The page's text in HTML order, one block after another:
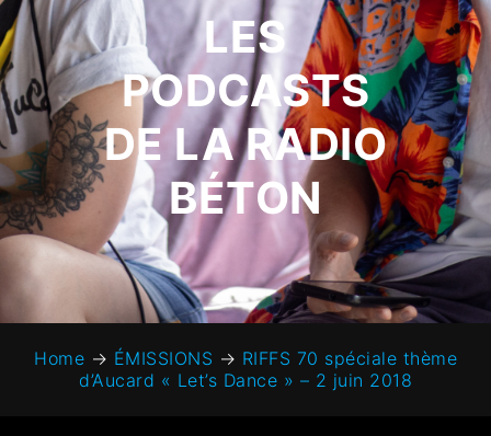
LES
PODCASTS
DE LA RADIO
BÉTON
Home → ÉMISSIONS → RIFFS 70 spéciale thème
d’Aucard « Let’s Dance » – 2 juin 2018